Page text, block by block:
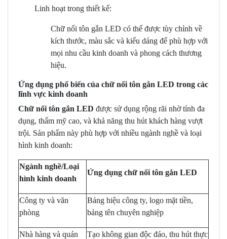
Linh hoạt trong thiết kế:
Chữ nổi tôn gắn LED có thể được tùy chỉnh về
kích thước, màu sắc và kiểu dáng để phù hợp với
mọi nhu cầu kinh doanh và phong cách thương
hiệu.
Ứng dụng phổ biến của chữ nổi tôn gắn LED trong các
lĩnh vực kinh doanh
Chữ nổi tôn gắn LED được sử dụng rộng rãi nhờ tính đa
dụng, thẩm mỹ cao, và khả năng thu hút khách hàng vượt
trội. Sản phẩm này phù hợp với nhiều ngành nghề và loại
hình kinh doanh:
Ngành nghề/Loại
hình kinh doanh
Ứng dụng chữ nổi tôn gắn LED
Công ty và văn
phòng
Bảng hiệu công ty, logo mặt tiền,
bảng tên chuyên nghiệp
Nhà hàng và quán
Tạo không gian độc đáo, thu hút thực